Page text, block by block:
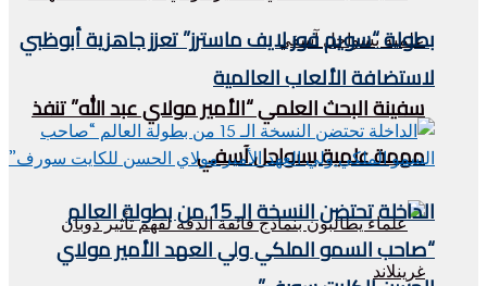
سفينة البحث العلمي “الأمير مولاي عبد الله” تنفذ
مهمة علمية بسواحل آسفي
بطولة “سويم فور لايف ماسترز” تعزز جاهزية أبوظبي
لاستضافة الألعاب العالمية
الداخلة تحتضن النسخة الـ 15 من بطولة العالم
“صاحب السمو الملكي ولي العهد الأمير مولاي